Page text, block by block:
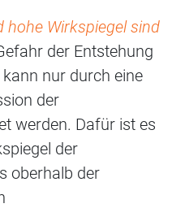
hohe Wirkspiegel sind
der Entstehung
nur durch eine
der
werden. Dafür ist es
der
oberhalb der